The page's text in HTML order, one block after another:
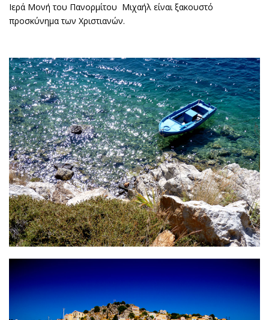
Ιερά Μονή του Πανορμίτου Μιχαήλ είναι ξακουστό
προσκύνημα των Χριστιανών.